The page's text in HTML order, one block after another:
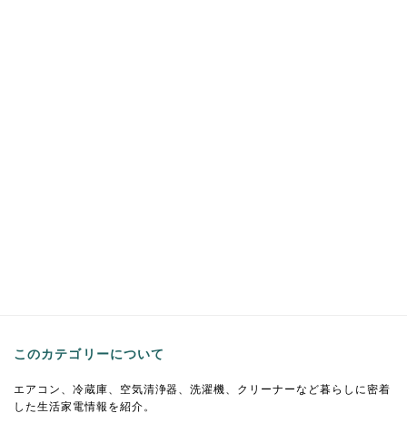
このカテゴリーについて
エアコン、冷蔵庫、空気清浄器、洗濯機、クリーナーなど暮らしに密着
した生活家電情報を紹介。